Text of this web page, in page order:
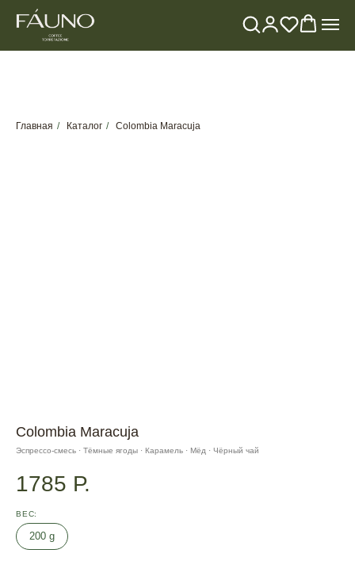
Главная / Каталог / Colombia Maracuja
Colombia Maracuja
Эспрессо-смесь · Тёмные ягоды · Карамель · Мёд · Чёрный чай
1785 Р.
ВЕС
200 g